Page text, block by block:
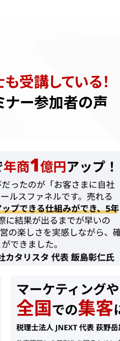
受講している！
ー参加者の声